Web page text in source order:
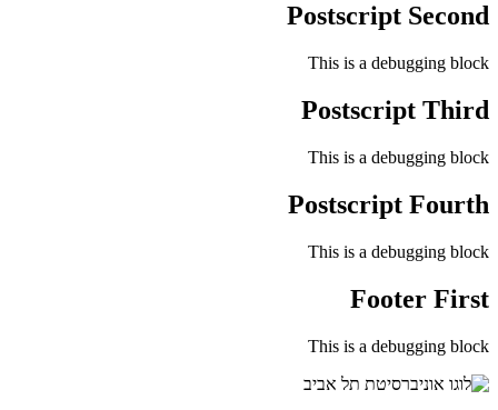
Postscript Second
This is a debugging block
Postscript Third
This is a debugging block
Postscript Fourth
This is a debugging block
Footer First
This is a debugging block